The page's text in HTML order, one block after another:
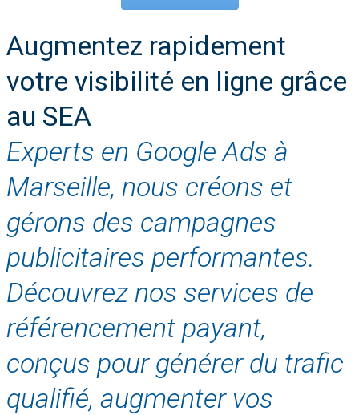
Augmentez rapidement
votre visibilité en ligne grâce
au SEA
Experts en Google Ads à
Marseille, nous créons et
gérons des campagnes
publicitaires performantes.
Découvrez nos services de
référencement payant,
conçus pour générer du trafic
qualifié, augmenter vos